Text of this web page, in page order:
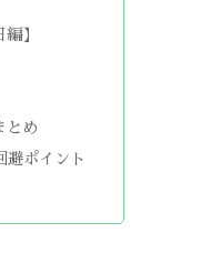
】
とめ
避ポイント